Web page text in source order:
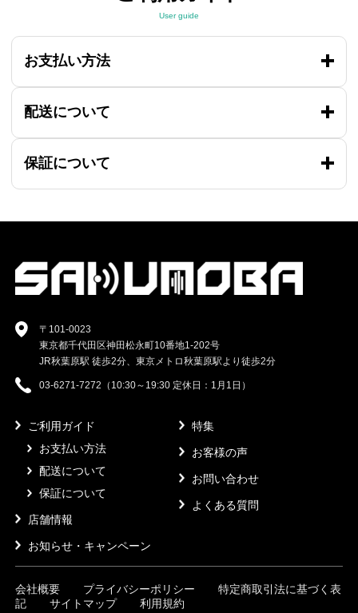
User guide
お支払い方法
配送について
保証について
〒101-0023
東京都千代田区神田松永町10番地1-202号
JR秋葉原駅 徒歩2分、東京メトロ秋葉原駅より徒歩2分
03-6271-7272（10:30～19:30 定休日：1月1日）
ご利用ガイド
お支払い方法
配送について
保証について
店舗情報
お知らせ・キャンペーン
特集
お客様の声
お問い合わせ
よくある質問
会社概要 プライバシーポリシー
特定商取引法に基づく表
記
サイトマップ 利用規約